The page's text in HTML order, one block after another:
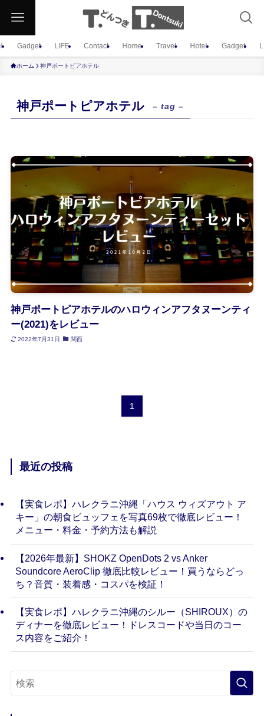
Gadget LIFE Contact Home Travel Hotel Gadget
ホーム 神戸ポートピアホテル
神戸ポートピアホテル – tag –
神戸ポートピアホテルのハロウィンアフタヌーンティ
ー(2021)をレビュー
2022年7月31日 関西
1
最近の投稿
【実食レポ】ハレクラニ沖縄「ハウス ウィズアウト ア
キー」の朝食ビュッフェを写真69枚で徹底レビュー！
メニュー・料金・予約方法も解説
【2026年最新】SHOKZ OpenDots 2 vs Anker
Soundcore AeroClip 徹底比較レビュー！買うならどっ
ち？音質・装着感・コスパを検証！
【実食レポ】ハレクラニ沖縄のシルー（SHIROUX）の
ディナーを徹底レビュー！ドレスコードや当日のコー
ス内容をご紹介！